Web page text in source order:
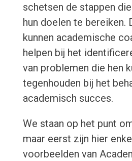
schetsen de stappen
hun doelen te bereiken.
kunnen academische
helpen bij het
van problemen die hen
tegenhouden bij het
academisch succes.
We staan op het punt
maar eerst zijn hier
voorbeelden van